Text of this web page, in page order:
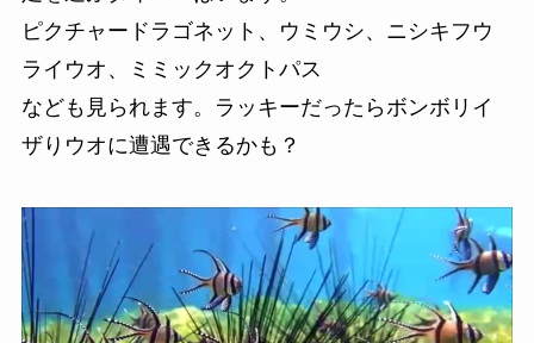
ピクチャードラゴネット、ウミウシ、ニシキフウ
ライウオ、ミミックオクトパス
なども見られます。ラッキーだったらボンボリイ
ザりウオに遭遇できるかも？